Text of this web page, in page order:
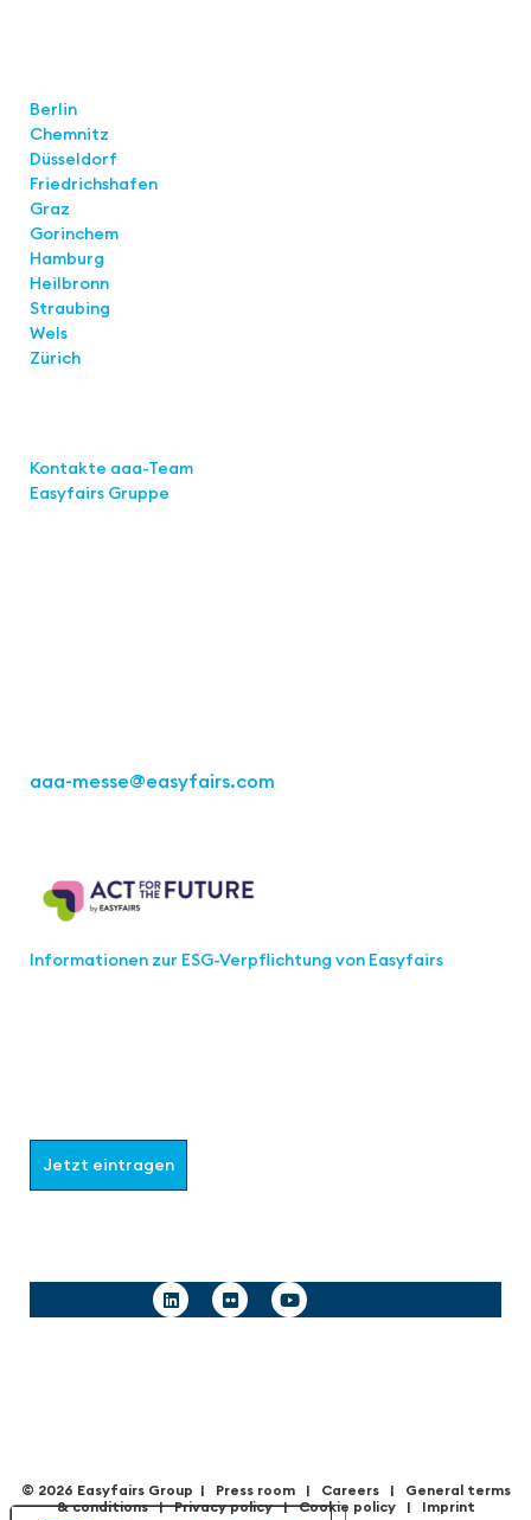
Berlin
Chemnitz
Düsseldorf
Friedrichshafen
Graz
Gorinchem
Hamburg
Heilbronn
Straubing
Wels
Zürich
Kontakte aaa-Team
Easyfairs Gruppe
aaa-messe@easyfairs.com
Informationen zur ESG-Verpflichtung von Easyfairs
Jetzt eintragen
© 2026 Easyfairs Group | Press room| Careers| General terms
& conditions |Privacy policy|Cookie policy| Imprint